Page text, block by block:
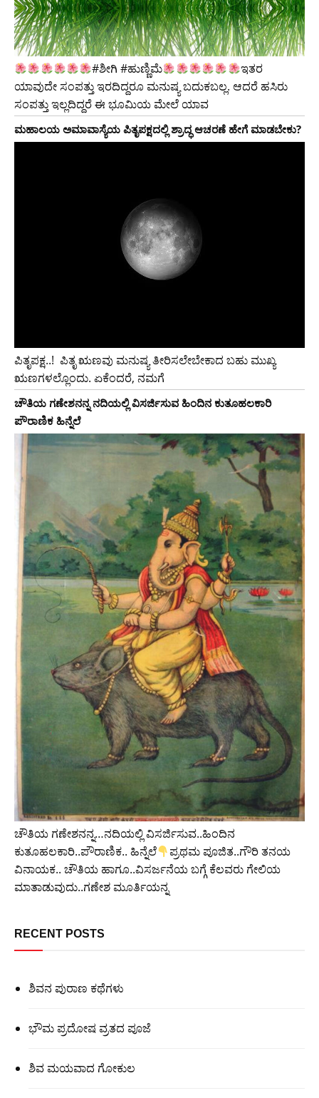
#ಶೀಗಿ #ಹುಣ್ಣಿಮೆ
ಇತರ
ಯಾವುದೇ ಸಂಪತ್ತು ಇರದಿದ್ದರೂ ಮನುಷ್ಯ ಬದುಕಬಲ್ಲ. ಆದರೆ ಹಸಿರು
ಸಂಪತ್ತು ಇಲ್ಲದಿದ್ದರೆ ಈ ಭೂಮಿಯ ಮೇಲೆ ಯಾವ
ಮಹಾಲಯ ಅಮಾವಾಸ್ಯೆಯ ಪಿತೃಪಕ್ಷದಲ್ಲಿ ಶ್ರಾದ್ಧ ಆಚರಣೆ ಹೇಗೆ ಮಾಡಬೇಕು?
ಪಿತೃಪಕ್ಷ..!‌ ‌ ಪಿತೃ ಋಣವು ಮನುಷ್ಯ ತೀರಿಸಲೇಬೇಕಾದ ಬಹು ಮುಖ್ಯ
ಋಣಗಳಲ್ಲೊಂದು. ಏಕೆಂದರೆ, ನಮಗೆ
ಚೌತಿಯ ಗಣೇಶನನ್ನ ನದಿಯಲ್ಲಿ ವಿಸರ್ಜಿಸುವ ಹಿಂದಿನ ಕುತೂಹಲಕಾರಿ
ಪೌರಾಣಿಕ ಹಿನ್ನೆಲೆ
ಚೌತಿಯ ಗಣೇಶನನ್ನ…ನದಿಯಲ್ಲಿ ವಿಸರ್ಜಿಸುವ..ಹಿಂದಿನ
ಕುತೂಹಲಕಾರಿ..ಪೌರಾಣಿಕ.. ಹಿನ್ನೆಲೆ
ಪ್ರಥಮ ಪೂಜಿತ..ಗೌರಿ ತನಯ
ವಿನಾಯಕ.. ಚೌತಿಯ ಹಾಗೂ..ವಿಸರ್ಜನೆಯ ಬಗ್ಗೆ ಕೆಲವರು ಗೇಲಿಯ
ಮಾತಾಡುವುದು..ಗಣೇಶ ಮೂರ್ತಿಯನ್ನ
RECENT POSTS
ಶಿವನ ಪುರಾಣ ಕಥೆಗಳು
ಭೌಮ ಪ್ರದೋಷ ವ್ರತದ ಪೂಜೆ
ಶಿವ ಮಯವಾದ ಗೋಕುಲ